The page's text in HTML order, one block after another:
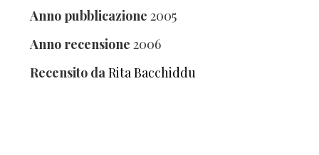
Anno pubblicazione 2005
Anno recensione 2006
Recensito daRita Bacchiddu